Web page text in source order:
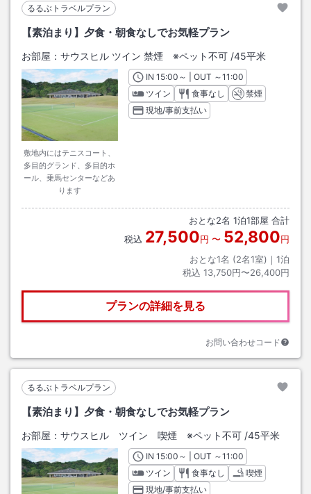
るるぶトラベルプラン
【素泊まり】夕食・朝食なしでお気軽プラン
お部屋： サウスヒル ツイン 禁煙 ※ペット不可 /45平米
敷地内にはテニスコート、
多目的グランド、多目的ホ
ール、乗馬センターなどあ
ります
INチェックイン
15:00 ～ | OUT チェックアウト
～11:00
ツイン
食事なし
禁煙
現地/事前支払い
おとな2名 1泊1部屋 合計
税込 27,500円 〜 52,800円
おとな1名 (2名1室)｜ 1泊
税込 13,750円〜26,400円
プランの詳細を見る
お問い合わせコード
るるぶトラベルプラン
【素泊まり】夕食・朝食なしでお気軽プラン
お部屋： サウスヒル ツイン 喫煙 ※ペット不可 /45平米
INチェックイン
15:00 ～ | OUT チェックアウト
～11:00
ツイン
食事なし
喫煙
現地/事前支払い